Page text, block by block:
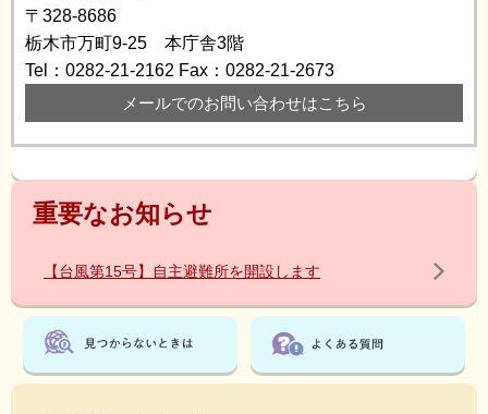
〒328-8686
栃木市万町9-25 本庁舎3階
Tel：0282-21-2162 Fax：0282-21-2673
メールでのお問い合わせはこちら
重要なお知らせ
【台風第15号】自主避難所を開設します